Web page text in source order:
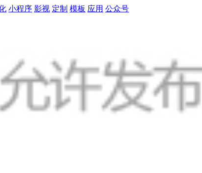
小程序 影视 定制 模板 应用 公众号